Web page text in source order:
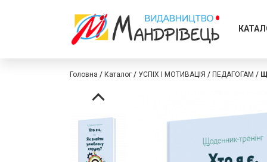
Головна Каталог УСПІХ І МОТИВАЦІЯ ПЕДАГОГАМ
Перейти
кінця
галереї
зображень
Перейти
початку
галереї
зображень